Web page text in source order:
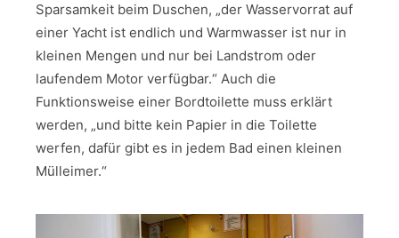
Sparsamkeit beim Duschen, „der Wasservorrat auf
einer Yacht ist endlich und Warmwasser ist nur in
kleinen Mengen und nur bei Landstrom oder
laufendem Motor verfügbar.“ Auch die
Funktionsweise einer Bordtoilette muss erklärt
werden, „und bitte kein Papier in die Toilette
werfen, dafür gibt es in jedem Bad einen kleinen
Mülleimer.“